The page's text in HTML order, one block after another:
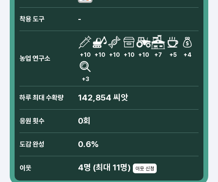
착용 도구 -
농업 연구소 +10 +10 +10 +10 +10 +7 +5 +4
+3
하루 최대 수확량 142,854 씨앗
응원 횟수 0회
도감 완성 0.6%
이웃 4명 (최대 11명) 이웃 신청